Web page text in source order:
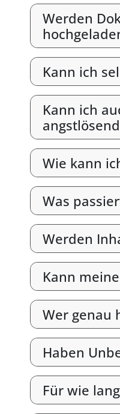
Werden
Kann ich
Kann ich
Wie kann
Was
Werden
Kann
Wer genau
Haben
Für wie